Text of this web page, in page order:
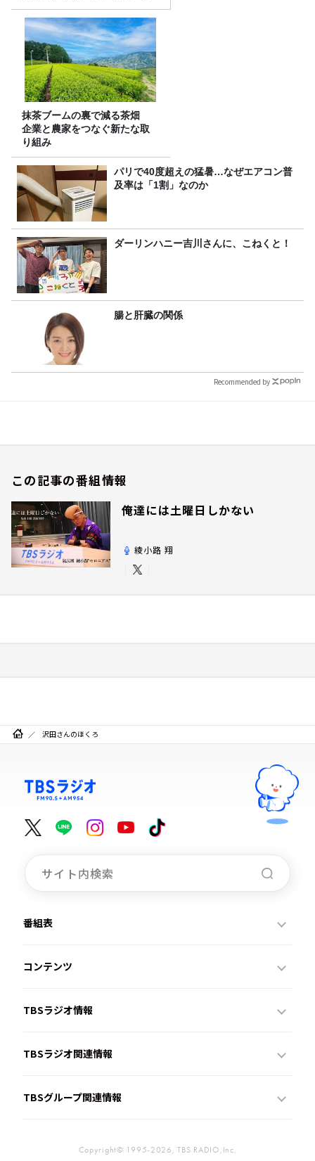
り
抹茶ブームの裏で減る茶畑
企業と農家をつなぐ新たな取
り組み
パリで40度超えの猛暑…なぜエアコン普
及率は「1割」なのか
ダーリンハニー吉川さんに、こねくと！
腸と肝臓の関係
Recommended by
この記事の番組情報
俺達には土曜日しかない
綾小路 翔
沢田さんのほくろ
番組表
コンテンツ
TBSラジオ情報
TBSラジオ関連情報
TBSグループ関連情報
Copyright© 1995-2026, TBS RADIO,Inc.